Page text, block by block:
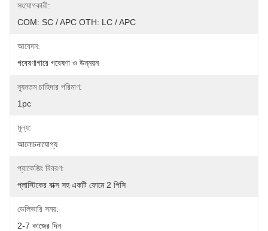
সংযোগকারী:
COM: SC / APC OTH: LC / APC
আবেদন:
গবেষণাগারে গবেষণা ও উন্নয়ন
ন্যূনতম চাহিদার পরিমাণ:
1pc
মূল্য:
আলোচনাযোগ্য
প্যাকেজিং বিবরণ:
প্লাস্টিকের বাক্স সহ একটি ফোমে 2 পিসি
ডেলিভারি সময়:
2-7 কাজের দিন